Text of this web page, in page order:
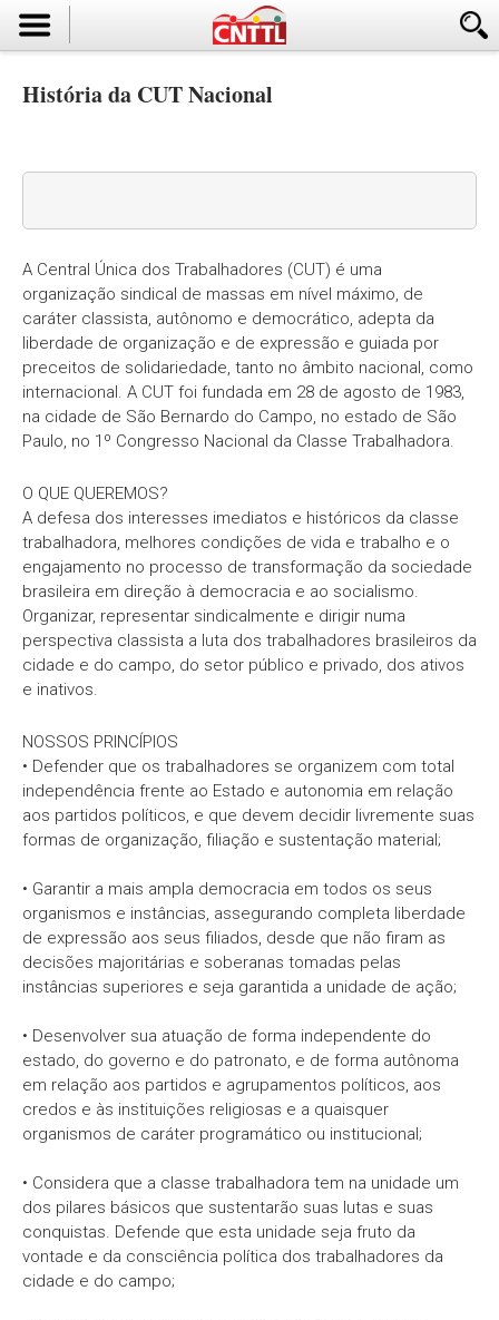
História da CUT Nacional
A Central Única dos Trabalhadores (CUT) é uma
organização sindical de massas em nível máximo, de
caráter classista, autônomo e democrático, adepta da
liberdade de organização e de expressão e guiada por
preceitos de solidariedade, tanto no âmbito nacional, como
internacional. A CUT foi fundada em 28 de agosto de 1983,
na cidade de São Bernardo do Campo, no estado de São
Paulo, no 1º Congresso Nacional da Classe Trabalhadora.
O QUE QUEREMOS?
A defesa dos interesses imediatos e históricos da classe
trabalhadora, melhores condições de vida e trabalho e o
engajamento no processo de transformação da sociedade
brasileira em direção à democracia e ao socialismo.
Organizar, representar sindicalmente e dirigir numa
perspectiva classista a luta dos trabalhadores brasileiros da
cidade e do campo, do setor público e privado, dos ativos
e inativos.
NOSSOS PRINCÍPIOS
• Defender que os trabalhadores se organizem com total
independência frente ao Estado e autonomia em relação
aos partidos políticos, e que devem decidir livremente suas
formas de organização, filiação e sustentação material;
• Garantir a mais ampla democracia em todos os seus
organismos e instâncias, assegurando completa liberdade
de expressão aos seus filiados, desde que não firam as
decisões majoritárias e soberanas tomadas pelas
instâncias superiores e seja garantida a unidade de ação;
• Desenvolver sua atuação de forma independente do
estado, do governo e do patronato, e de forma autônoma
em relação aos partidos e agrupamentos políticos, aos
credos e às instituições religiosas e a quaisquer
organismos de caráter programático ou institucional;
• Considera que a classe trabalhadora tem na unidade um
dos pilares básicos que sustentarão suas lutas e suas
conquistas. Defende que esta unidade seja fruto da
vontade e da consciência política dos trabalhadores da
cidade e do campo;